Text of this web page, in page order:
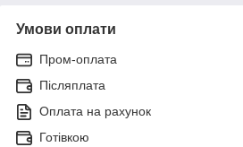
Умови оплати
Пром-оплата
Післяплата
Оплата на рахунок
Готівкою